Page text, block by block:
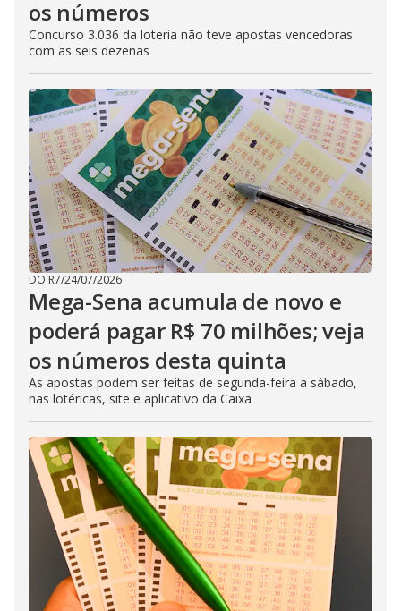
os números
Concurso 3.036 da loteria não teve apostas vencedoras
com as seis dezenas
DO R7/24/07/2026
Mega-Sena acumula de novo e
poderá pagar R$ 70 milhões; veja
os números desta quinta
As apostas podem ser feitas de segunda-feira a sábado,
nas lotéricas, site e aplicativo da Caixa